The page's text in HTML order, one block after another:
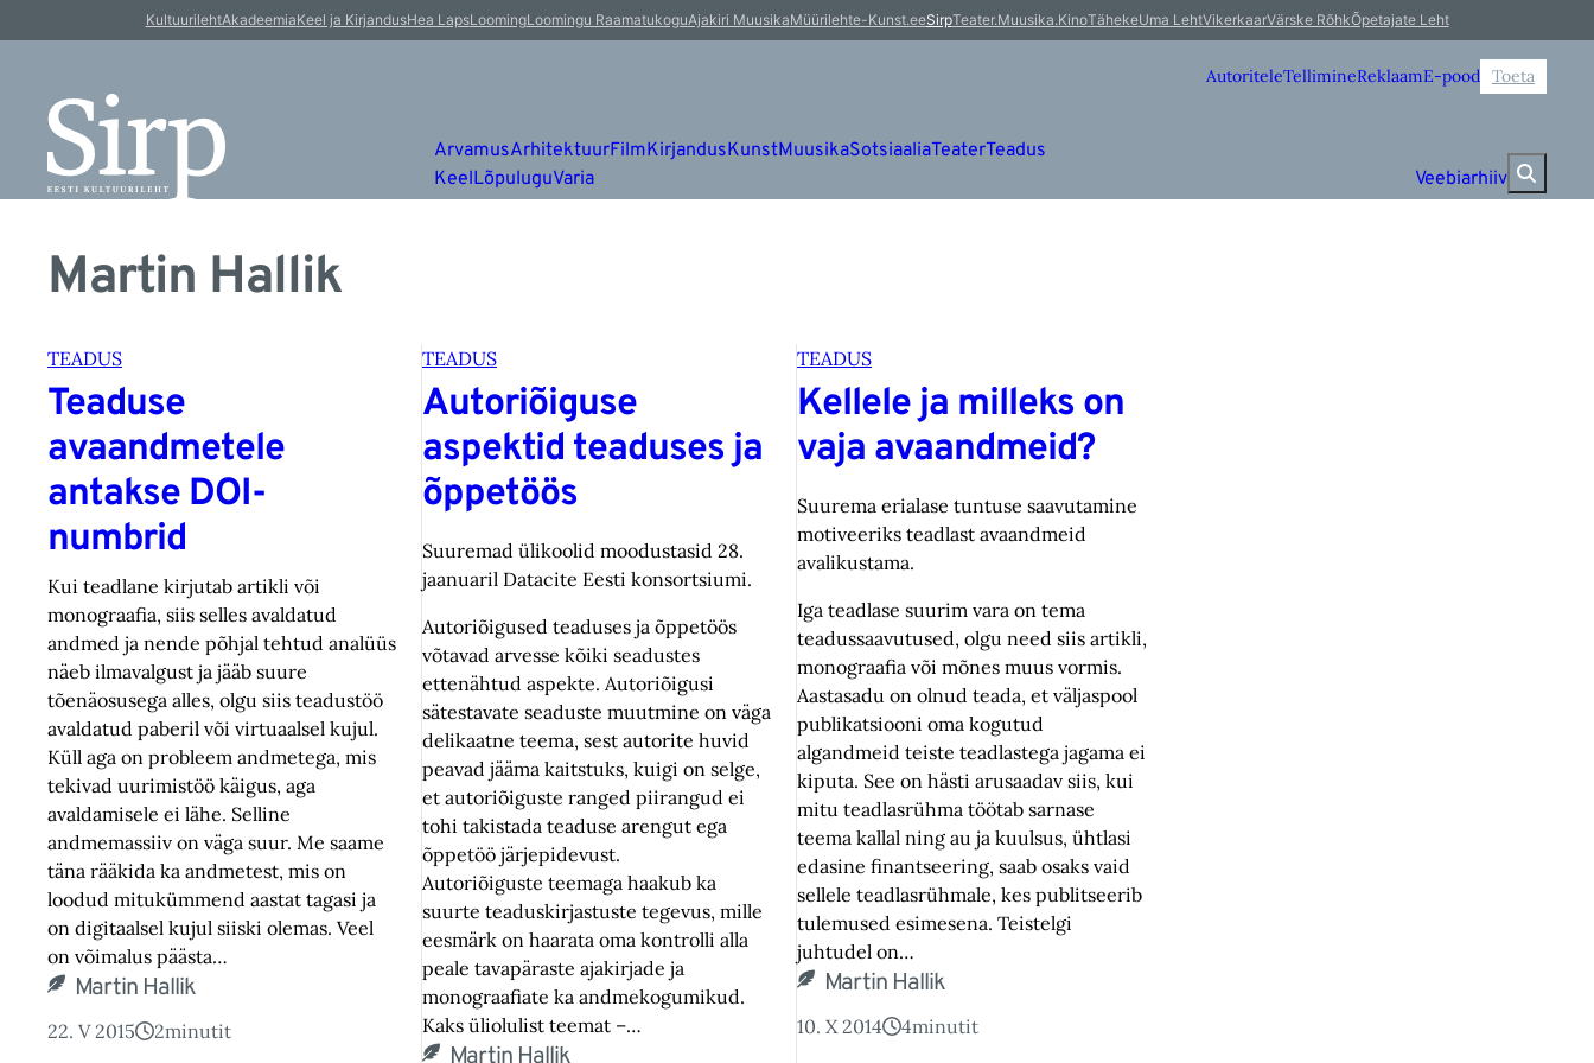
KultuurilehtAkadeemiaKeel ja KirjandusHea LapsLoomingLoomingu RaamatukoguAjakiri MuusikaMüürilehte-Kunst.eeSirpTeater.Muusika.KinoTähekeUma LehtVikerkaarVärske RõhkÕpetajate Leht
AutoriteleTellimineReklaamE-pood Toeta
ArvamusArhitektuurFilmKirjandusKunstMuusikaSotsiaaliaTeaterTeadus
KeelLõpuluguVaria Veebiarhiiv
Martin Hallik
TEADUS
Teaduse
avaandmetele
antakse DOI-
numbrid
Kui teadlane kirjutab artikli või
monograafia, siis selles avaldatud
andmed ja nende põhjal tehtud analüüs
näeb ilmavalgust ja jääb suure
tõenäosusega alles, olgu siis teadustöö
avaldatud paberil või virtuaalsel kujul.
Küll aga on probleem andmetega, mis
tekivad uurimistöö käigus, aga
avaldamisele ei lähe. Selline
andmemassiiv on väga suur. Me saame
täna rääkida ka andmetest, mis on
loodud mitukümmend aastat tagasi ja
on digitaalsel kujul siiski olemas. Veel
on võimalus päästa…
Martin Hallik
22. V 2015 2minutit
TEADUS
Autoriõiguse
aspektid teaduses ja
õppetöös
Suuremad ülikoolid moodustasid 28.
jaanuaril Datacite Eesti konsortsiumi.
Autoriõigused teaduses ja õppetöös
võtavad arvesse kõiki seadustes
ettenähtud aspekte. Autoriõigusi
sätestavate seaduste muutmine on väga
delikaatne teema, sest autorite huvid
peavad jääma kaitstuks, kuigi on selge,
et autoriõiguste ranged piirangud ei
tohi takistada teaduse arengut ega
õppetöö järjepidevust.
Autoriõiguste teemaga haakub ka
suurte teaduskirjastuste tegevus, mille
eesmärk on haarata oma kontrolli alla
peale tavapäraste ajakirjade ja
monograafiate ka andmekogumikud.
Kaks üliolulist teemat –…
Martin Hallik
TEADUS
Kellele ja milleks on
vaja avaandmeid?
Suurema erialase tuntuse saavutamine
motiveeriks teadlast avaandmeid
avalikustama.
Iga teadlase suurim vara on tema
teadussaavutused, olgu need siis artikli,
monograafia või mõnes muus vormis.
Aastasadu on olnud teada, et väljaspool
publikatsiooni oma kogutud
algandmeid teiste teadlastega jagama ei
kiputa. See on hästi arusaadav siis, kui
mitu teadlasrühma töötab sarnase
teema kallal ning au ja kuulsus, ühtlasi
edasine finantseering, saab osaks vaid
sellele teadlasrühmale, kes publitseerib
tulemused esimesena. Teistelgi
juhtudel on…
Martin Hallik
10. X 2014 4minutit